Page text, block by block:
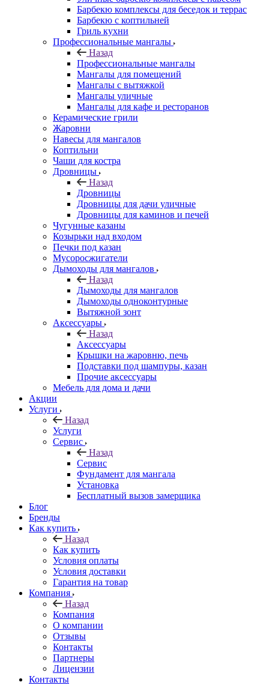
Барбекю комплексы для беседок и террас
Барбекю с коптильней
Гриль кухни
Профессиональные мангалы
Назад
Профессиональные мангалы
Мангалы для помещений
Мангалы с вытяжкой
Мангалы уличные
Мангалы для кафе и ресторанов
Керамические грили
Жаровни
Навесы для мангалов
Коптильни
Чаши для костра
Дровницы
Назад
Дровницы
Дровницы для дачи уличные
Дровницы для каминов и печей
Чугунные казаны
Козырьки над входом
Печки под казан
Мусоросжигатели
Дымоходы для мангалов
Назад
Дымоходы для мангалов
Дымоходы одноконтурные
Вытяжной зонт
Аксессуары
Назад
Аксессуары
Крышки на жаровню, печь
Подставки под шампуры, казан
Прочие аксессуары
Мебель для дома и дачи
Акции
Услуги
Назад
Услуги
Сервис
Назад
Сервис
Фундамент для мангала
Установка
Бесплатный вызов замерщика
Блог
Бренды
Как купить
Назад
Как купить
Условия оплаты
Условия доставки
Гарантия на товар
Компания
Назад
Компания
О компании
Отзывы
Контакты
Партнеры
Лицензии
Контакты